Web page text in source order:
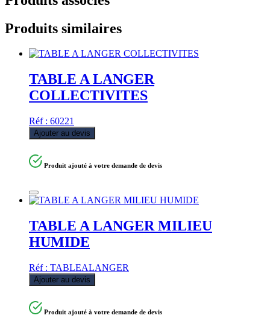
Produits similaires
TABLE A LANGER
COLLECTIVITES
Réf : 60221
Ajouter au devis
Produit ajouté à votre demande de devis
TABLE A LANGER MILIEU
HUMIDE
Réf : TABLEALANGER
Ajouter au devis
Produit ajouté à votre demande de devis